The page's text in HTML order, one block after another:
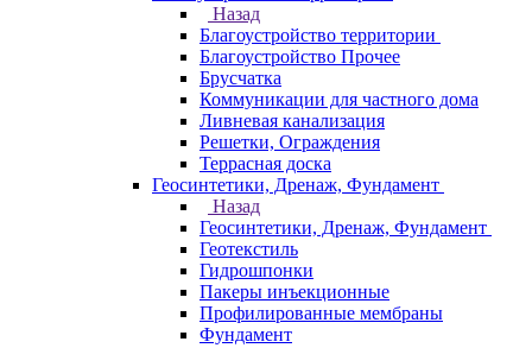
Назад
Благоустройство территории
Благоустройство Прочее
Брусчатка
Коммуникации для частного дома
Ливневая канализация
Решетки, Ограждения
Террасная доска
Геосинтетики, Дренаж, Фундамент
Назад
Геосинтетики, Дренаж, Фундамент
Геотекстиль
Гидрошпонки
Пакеры инъекционные
Профилированные мембраны
Фундамент